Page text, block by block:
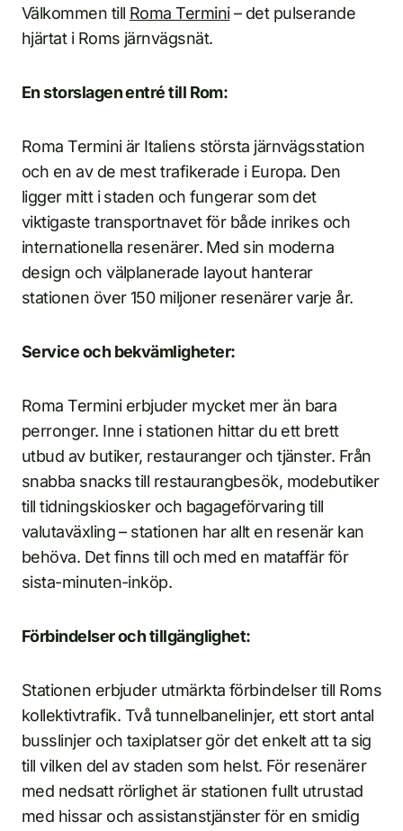
Välkommen till Roma Termini– det pulserande
hjärtat i Roms järnvägsnät.
En storslagen entré till Rom:
Roma Termini är Italiens största järnvägsstation
och en av de mest trafikerade i Europa. Den
ligger mitt i staden och fungerar som det
viktigaste transportnavet för både inrikes och
internationella resenärer. Med sin moderna
design och välplanerade layout hanterar
stationen över 150 miljoner resenärer varje år.
Service och bekvämligheter:
Roma Termini erbjuder mycket mer än bara
perronger. Inne i stationen hittar du ett brett
utbud av butiker, restauranger och tjänster. Från
snabba snacks till restaurangbesök, modebutiker
till tidningskiosker och bagageförvaring till
valutaväxling – stationen har allt en resenär kan
behöva. Det finns till och med en mataffär för
sista-minuten-inköp.
Förbindelser och tillgänglighet:
Stationen erbjuder utmärkta förbindelser till Roms
kollektivtrafik. Två tunnelbanelinjer, ett stort antal
busslinjer och taxiplatser gör det enkelt att ta sig
till vilken del av staden som helst. För resenärer
med nedsatt rörlighet är stationen fullt utrustad
med hissar och assistanstjänster för en smidig